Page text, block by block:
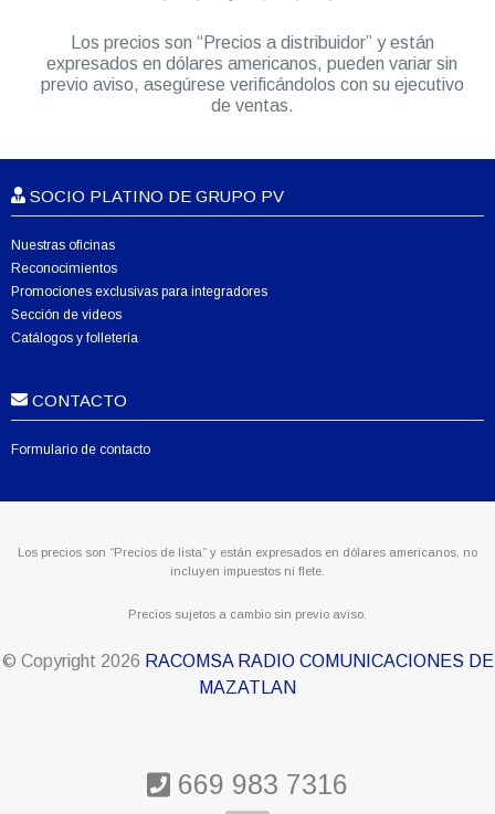
Los precios son “Precios a distribuidor” y están
expresados en dólares americanos, pueden variar sin
previo aviso, asegúrese verificándolos con su ejecutivo
de ventas.
SOCIO PLATINO DE GRUPO PV
Nuestras oficinas
Reconocimientos
Promociones exclusivas para integradores
Sección de videos
Catálogos y folletería
CONTACTO
Formulario de contacto
Los precios son “Precios de lista” y están expresados en dólares americanos, no
incluyen impuestos ni flete.
Precios sujetos a cambio sin previo aviso.
© Copyright 2026 RACOMSA RADIO COMUNICACIONES DE
MAZATLAN
669 983 7316